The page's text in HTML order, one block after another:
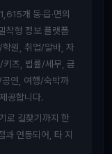
개 동·읍·면의
착형 정보 플랫폼
원, 취업/알바, 자
즈, 법률/세무, 금
연, 여행/숙박까
공합니다.
로 길찾기까지 한
과 연동되어, 타 지